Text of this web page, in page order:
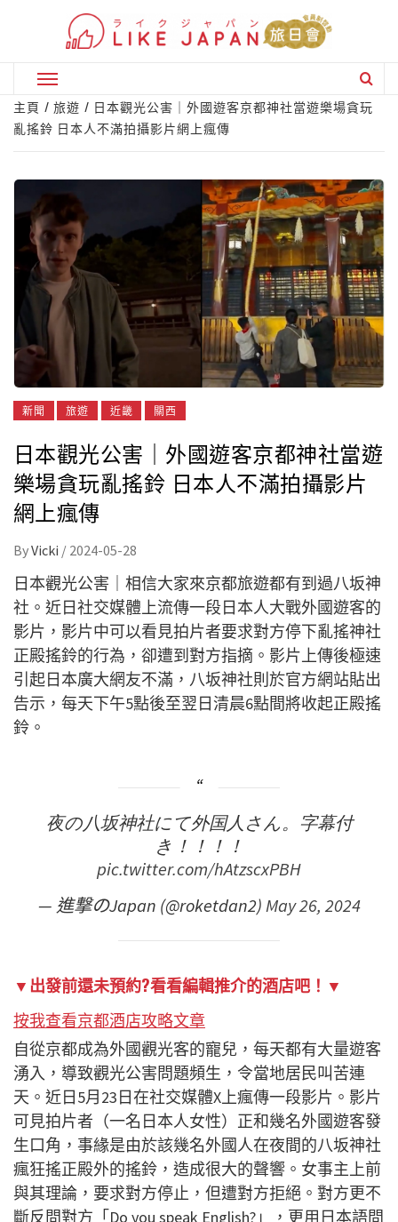
Primary
Menu
主頁 旅遊
日本觀光公害｜外國遊客京都神社當遊樂場貪玩
亂搖鈴 日本人不滿拍攝影片網上瘋傳
新聞 旅遊 近畿 關西
日本觀光公害｜外國遊客京都神社當遊
樂場貪玩亂搖鈴 日本人不滿拍攝影片
網上瘋傳
ByVicki / 2024-05-28
日本觀光公害｜相信大家來京都旅遊都有到過八坂神
社。近日社交媒體上流傳一段日本人大戰外國遊客的
影片，影片中可以看見拍片者要求對方停下亂搖神社
正殿搖鈴的行為，卻遭到對方指摘。影片上傳後極速
引起日本廣大網友不滿，八坂神社則於官方網站貼出
告示，每天下午5點後至翌日清晨6點間將收起正殿搖
鈴。
夜の八坂神社にて外国人さん。字幕付
き！！！！
pic.twitter.com/hAtzscxPBH
— 進撃のJapan (@roketdan2)May 26, 2024
▼出發前還未預約?看看編輯推介的酒店吧！▼
按我查看京都酒店攻略文章
自從京都成為外國觀光客的寵兒，每天都有大量遊客
湧入，導致觀光公害問題頻生，令當地居民叫苦連
天。近日5月23日在社交媒體X上瘋傳一段影片。影片
可見拍片者（一名日本人女性）正和幾名外國遊客發
生口角，事緣是由於該幾名外國人在夜間的八坂神社
瘋狂搖正殿外的搖鈴，造成很大的聲響。女事主上前
與其理論，要求對方停止，但遭對方拒絕。對方更不
斷反問對方「Do you speak English?」，更用日本語問